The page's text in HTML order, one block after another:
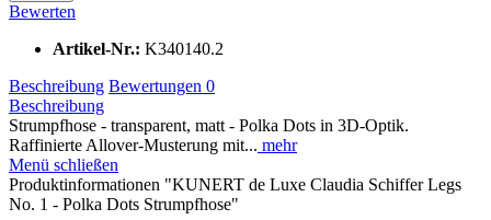
Bewerten
Artikel-Nr.: K340140.2
Beschreibung Bewertungen 0
Beschreibung
Strumpfhose - transparent, matt - Polka Dots in 3D-Optik.
Raffinierte Allover-Musterung mit... mehr
Menü schließen
Produktinformationen "KUNERT de Luxe Claudia Schiffer Legs
No. 1 - Polka Dots Strumpfhose"